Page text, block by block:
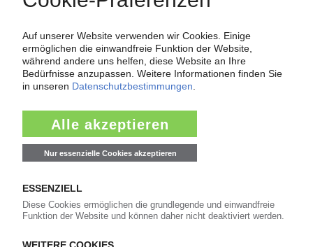
Force Majeure in der Kunststoffindustrie
wenn der Lieferant nicht mehr liefert – Informationen zum
Themenkomplex Force Majeure, Corona und Kunststoff-
Preisentwicklung sowie Tipps für die Praxis.
Newsletter